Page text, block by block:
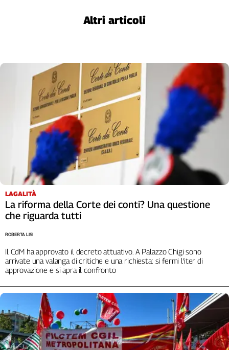
redazione
Newsletter
Social
Altri articoli
LAGALITÀ
La riforma della Corte dei conti? Una questione
che riguarda tutti
Il CdM ha approvato il decreto attuativo. A Palazzo Chigi sono
arrivate una valanga di critiche e una richiesta: si fermi l’iter di
approvazione e si apra il confronto
ROBERTA LISI